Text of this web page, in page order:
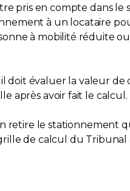
pris en compte dans
à un locataire
à mobilité réduite
doit évaluer la valeur
après avoir fait le calcul.
retire le stationnement
de calcul du